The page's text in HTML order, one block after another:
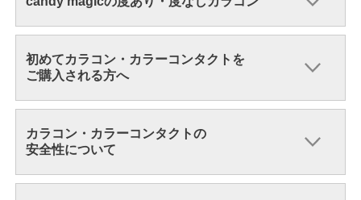
初めてカラコン・カラーコンタクトを
ご購入される方へ
カラコン・カラーコンタクトの
安全性について